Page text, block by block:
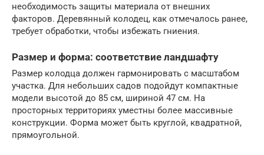
необходимость защиты материала от внешних
факторов. Деревянный колодец, как отмечалось ранее,
требует обработки, чтобы избежать гниения.
Размер и форма: соответствие ландшафту
Размер колодца должен гармонировать с масштабом
участка. Для небольших садов подойдут компактные
модели высотой до 85 см, шириной 47 см. На
просторных территориях уместны более массивные
конструкции. Форма может быть круглой, квадратной,
прямоугольной.